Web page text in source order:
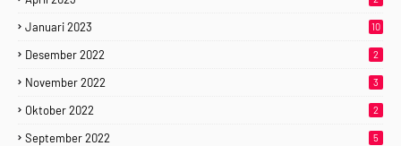
Januari 2023 10
Desember 2022 2
November 2022 3
Oktober 2022 2
September 2022 5